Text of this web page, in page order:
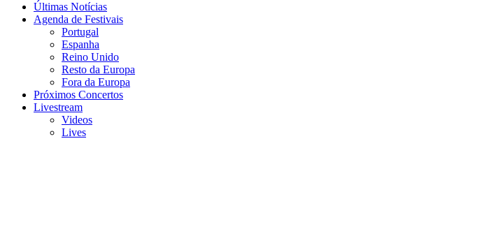
Últimas Notícias
Agenda de Festivais
Portugal
Espanha
Reino Unido
Resto da Europa
Fora da Europa
Próximos Concertos
Livestream
Videos
Lives